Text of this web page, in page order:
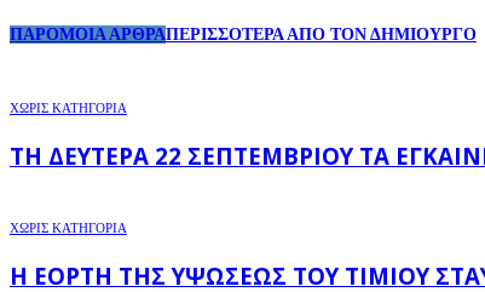
ΠΑΡΟΜΟΙΑ ΑΡΘΡΑΠΕΡΙΣΣΟΤΕΡΑ ΑΠΟ ΤΟΝ ΔΗΜΙΟΥΡΓΟ
ΧΩΡΊΣ ΚΑΤΗΓΟΡΊΑ
ΤΗ ΔΕΥΤΈΡΑ 22 ΣΕΠΤΕΜΒΡΊΟΥ ΤΑ
ΧΩΡΊΣ ΚΑΤΗΓΟΡΊΑ
Η ΕΟΡΤΉ ΤΗΣ ΥΨΏΣΕΩΣ ΤΟΥ ΤΙΜΊΟΥ